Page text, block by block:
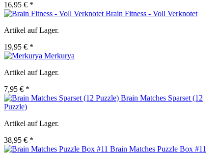
16,95 € *
Brain Fitness - Voll Verknotet
Artikel auf Lager.
19,95 € *
Merkurya
Artikel auf Lager.
7,95 € *
Brain Matches Sparset (12
Puzzle)
Artikel auf Lager.
38,95 € *
Brain Matches Puzzle Box #11